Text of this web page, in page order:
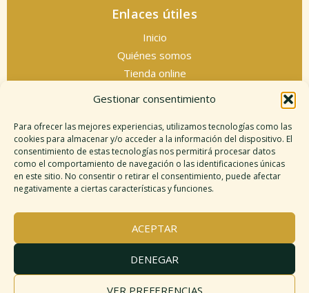
Gestionar consentimiento
Para ofrecer las mejores experiencias, utilizamos tecnologías como las
cookies para almacenar y/o acceder a la información del dispositivo. El
consentimiento de estas tecnologías nos permitirá procesar datos
como el comportamiento de navegación o las identificaciones únicas
en este sitio. No consentir o retirar el consentimiento, puede afectar
negativamente a ciertas características y funciones.
ACEPTAR
DENEGAR
VER PREFERENCIAS
Enlaces útiles
Inicio
Quiénes somos
Tienda online
Información legal
Descargo de responsabilidad
Política de cookies
Mapa del sitio